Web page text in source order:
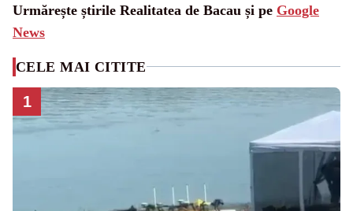
Urmărește știrile Realitatea de Bacau și pe Google
News
CELE MAI CITITE
1